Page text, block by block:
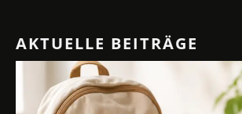
AKTUELLE BEITRÄGE